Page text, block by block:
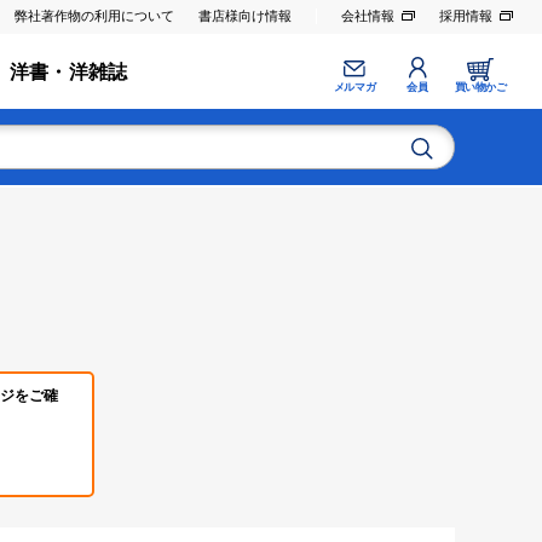
弊社著作物の利用について 書店様向け情報 会社情報 採用情報
洋書・洋雑誌
メルマガ 会員 買い物かご
をご確